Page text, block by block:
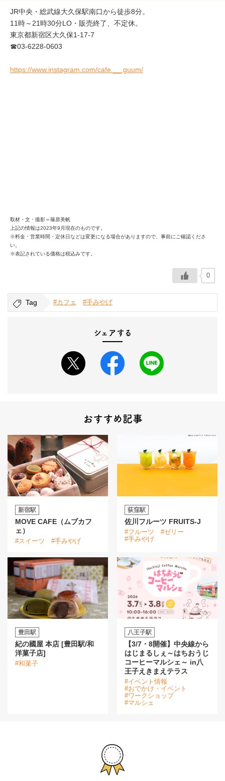
JR中央・総武線大久保駅南口から徒歩8分。
11時～21時30分LO・販売終了、不定休。
東京都新宿区大久保1-17-7
☎03-6228-0603
https://www.instagram.com/cafe.__.guum/
取材・文・撮影＝篠原美帆
上記の情報は2023年9月現在のものです。
※料金・営業時間・定休日などは変更になる場合がありますので、事前にご確認くださ
い。
※表記されている価格は税込みです。
0
Tag #カフェ #手みやげ
シェアする
おすすめ記事
新宿駅
MOVE CAFE（ムブカフ
ェ）
#スイーツ #手みやげ
荻窪駅
佐川フルーツ FRUITS-J
#フルーツ
#ゼリー
#手みやげ
豊田駅
紀の國屋 本店 [豊田駅/和
洋菓子店]
#和菓子
八王子駅
【3/7・8開催】中央線から
はじまるしぇ～はちおうじ
コーヒーマルシェ～ in八
王子えきまえテラス
#イベント情報
#おでかけ・イベント
#ワークショップ
#マルシェ